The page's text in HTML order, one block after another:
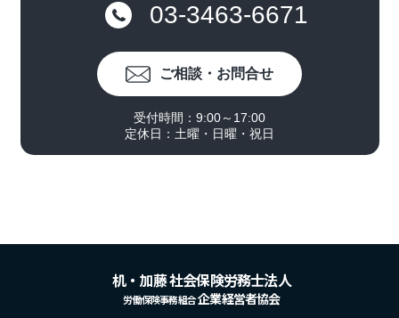
03-3463-6671
ご相談・お問合せ
受付時間：9:00～17:00
定休日：土曜・日曜・祝日
机・加藤 社会保険労務士法人
労働保険事務組合企業経営者協会